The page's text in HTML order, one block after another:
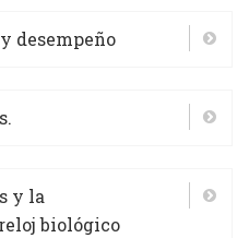
desempeño
y la
biológico